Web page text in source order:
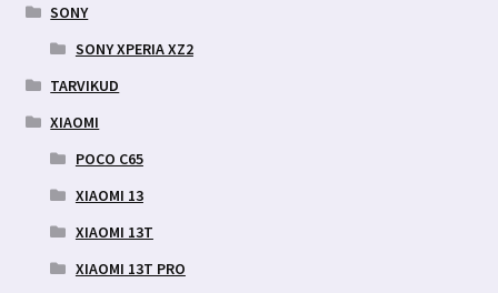
SONY
SONY XPERIA XZ2
TARVIKUD
XIAOMI
POCO C65
XIAOMI 13
XIAOMI 13T
XIAOMI 13T PRO